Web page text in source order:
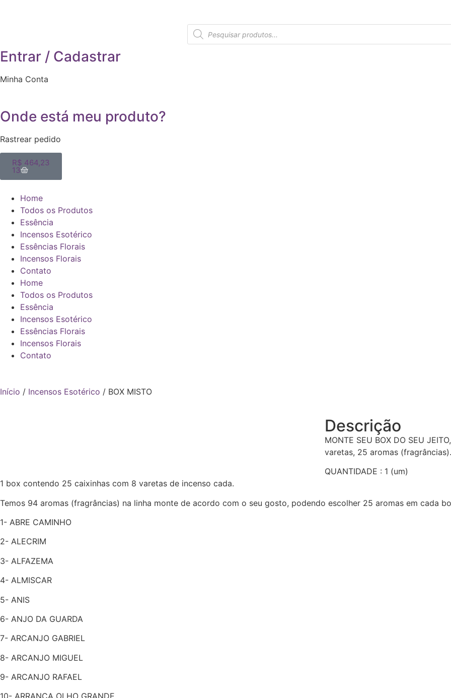
Entrar / Cadastrar
Minha Conta
Onde está meu produto?
Rastrear pedido
R$ 464,23
13
Home
Todos os Produtos
Essência
Incensos Esotérico
Essências Florais
Incensos Florais
Contato
Home
Todos os Produtos
Essência
Incensos Esotérico
Essências Florais
Incensos Florais
Contato
Início / Incensos Esotérico / BOX MISTO
Descrição
MONTE SEU BOX DO SEU
varetas, 25 aromas
QUANTIDADE : 1 (um)
1 box contendo 25 caixinhas com 8 varetas de incenso cada.
Temos 94 aromas (fragrâncias) na linha monte de acordo com o seu gosto, podendo escolher 25 aromas em cada
1- ABRE CAMINHO
2- ALECRIM
3- ALFAZEMA
4- ALMISCAR
5- ANIS
6- ANJO DA GUARDA
7- ARCANJO GABRIEL
8- ARCANJO MIGUEL
9- ARCANJO RAFAEL